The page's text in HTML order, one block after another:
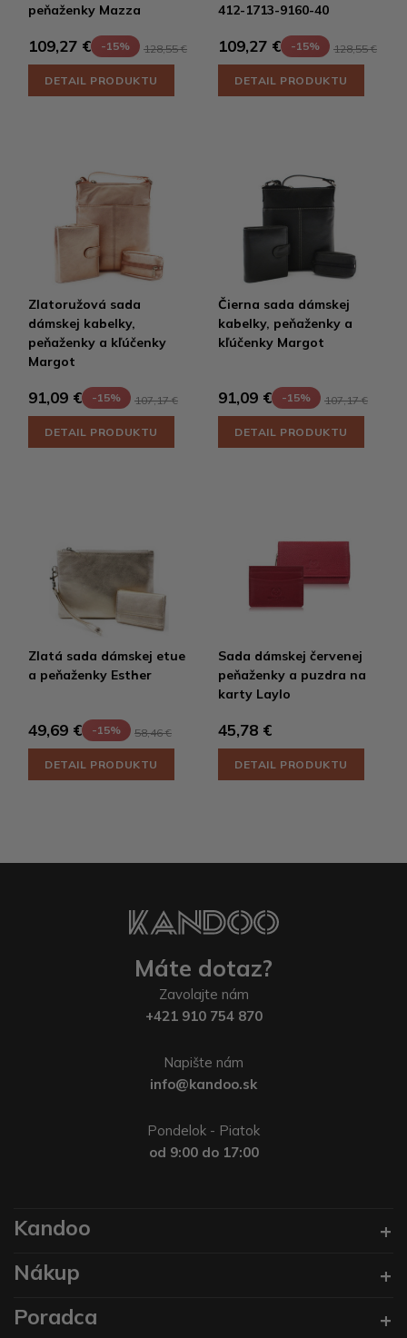
peňaženky Mazza
109,27 € -15% 128,55 €
DETAIL PRODUKTU
412-1713-9160-40
109,27 € -15% 128,55 €
DETAIL PRODUKTU
Zlatoružová sada
dámskej kabelky,
peňaženky a kľúčenky
Margot
91,09 € -15% 107,17 €
DETAIL PRODUKTU
Čierna sada dámskej
kabelky, peňaženky a
kľúčenky Margot
91,09 € -15% 107,17 €
DETAIL PRODUKTU
Zlatá sada dámskej etue
a peňaženky Esther
49,69 € -15% 58,46 €
DETAIL PRODUKTU
Sada dámskej červenej
peňaženky a puzdra na
karty Laylo
45,78 €
DETAIL PRODUKTU
Máte dotaz?
Zavolajte nám
+421 910 754 870
Napište nám
info@kandoo.sk
Pondelok - Piatok
od 9:00 do 17:00
Kandoo
Nákup
Poradca